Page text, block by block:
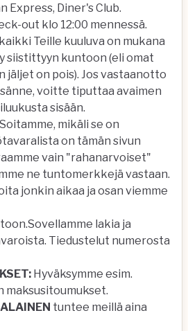
Express, Diner's Club.
out klo 12:00 mennessä.
Teille kuuluva on mukana
siistittyyn kuntoon (eli omat
jäljet on pois). Jos vastaanotto
voitte tiputtaa avaimen
sisään.
Soitamme, mikäli se on
on tämän sivun
vain "rahanarvoiset"
ne tuntomerkkejä vastaan.
jonkin aikaa ja osan viemme
lakia ja
Tiedustelut numerosta
Hyväksymme esim.
maksusitoumukset.
tuntee meillä aina